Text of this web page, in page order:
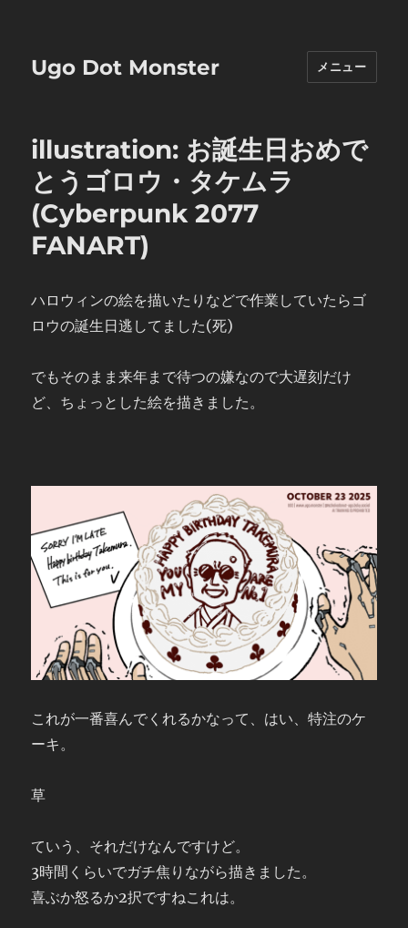
Ugo Dot Monster メニュー
illustration: お誕生日おめで
とうゴロウ・タケムラ
(Cyberpunk 2077
FANART)
ハロウィンの絵を描いたりなどで作業していたらゴ
ロウの誕生日逃してました(死)
でもそのまま来年まで待つの嫌なので大遅刻だけ
ど、ちょっとした絵を描きました。
これが一番喜んでくれるかなって、はい、特注のケ
ーキ。
草
ていう、それだけなんですけど。
3時間くらいでガチ焦りながら描きました。
喜ぶか怒るか2択ですねこれは。